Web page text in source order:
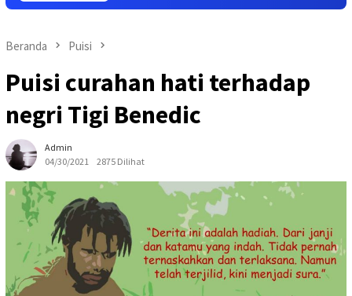
Beranda Puisi
Puisi curahan hati terhadap
negri Tigi Benedic
Admin
04/30/2021
2875 Dilihat